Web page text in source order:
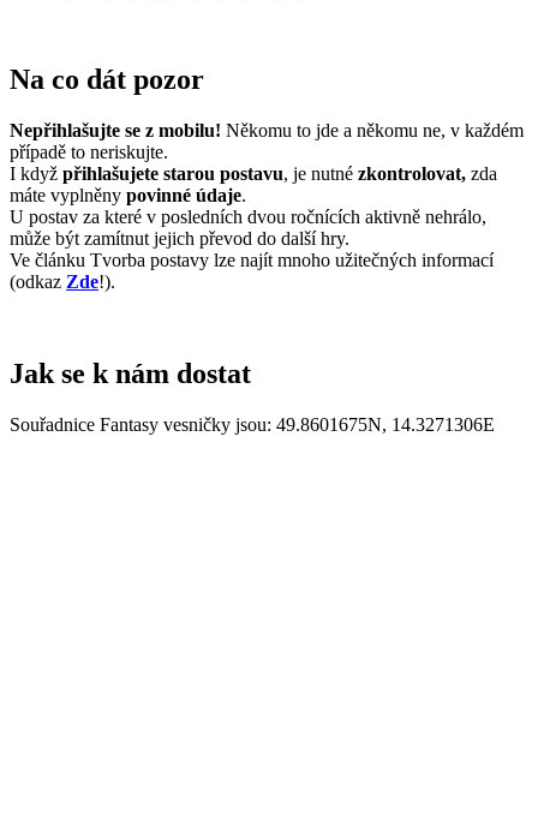
Na co dát pozor
Nepřihlašujte se z mobilu! Někomu to jde a někomu ne, v každém
případě to neriskujte.
I když přihlašujete starou postavu, je nutné zkontrolovat, zda
máte vyplněny povinné údaje.
U postav za které v posledních dvou ročnících aktivně nehrálo,
může být zamítnut jejich převod do další hry.
Ve článku Tvorba postavy lze najít mnoho užitečných informací
(odkaz Zde!).
Jak se k nám dostat
Souřadnice Fantasy vesničky jsou: 49.8601675N, 14.3271306E